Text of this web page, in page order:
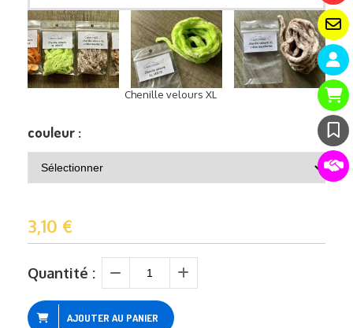
Chenille velours XL
couleur :
3,10 €
Quantité :
AJOUTER AU PANIER